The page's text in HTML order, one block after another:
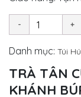
Danh mục: Túi
TRÀ TÂN
KHÁNH